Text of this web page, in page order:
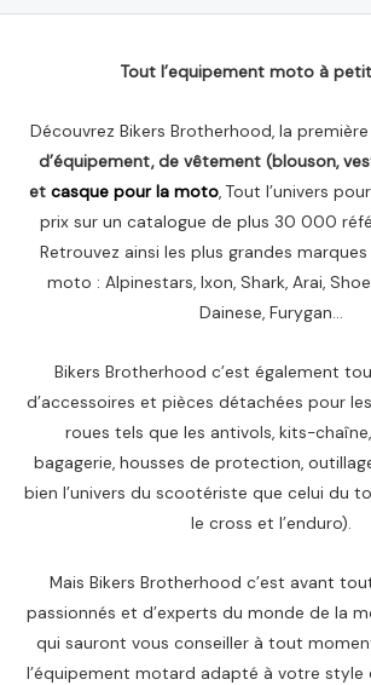
Tout l’equipement moto à
Découvrez Bikers Brotherhood, la première
d’équipement, de vêtement (blouson,
et casque pour la moto, Tout l’univers
prix sur un catalogue de plus 30 000
Retrouvez ainsi les plus grandes
moto : Alpinestars, Ixon, Shark, Arai,
Dainese, Furygan…
Bikers Brotherhood c’est également
d’accessoires et pièces détachées pour
roues tels que les antivols, kits-
bagagerie, housses de protection,
bien l’univers du scootériste que celui du
le cross et l’enduro).
Mais Bikers Brotherhood c’est avant
passionnés et d’experts du monde de la
qui sauront vous conseiller à tout
l’équipement motard adapté à votre style